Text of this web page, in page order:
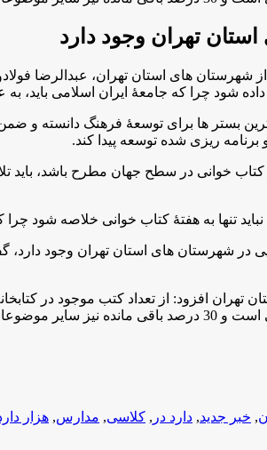
های استان تهران، عبدالرضا
شود چرا که جامعۀ ایران اسلامی باید،
ها برای توسعۀ فرهنگ دانسته و ضمن
ریزی شده توسعه پیدا کند.
خوانی در سطح جهان مطرح باشد، باید
به هفتۀ کتاب خوانی خلاصه شود چرا
, خبر جدید, دارد در , کلاسی, مدارس, هزار